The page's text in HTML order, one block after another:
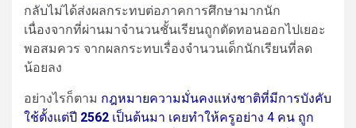
กลับไม่ได้ส่งผลกระทบต่อภาคการศึกษามากนัก
เนื่องจากที่ผ่านมาจำนวนชั้นเรียนถูกตัดทอนออกไปเยอะ
พอสมควร จากผลกระทบเรื่องจำนวนเด็กนักเรียนที่ลด
น้อยลง
อย่างไรก็ตาม กฎหมายความมั่นคงแห่งชาติที่มีการบังคับ
ใช้ตั้งแต่ปี 2562 เป็นต้นมา เคยทำให้ครูอย่าง 4 คน ถูก